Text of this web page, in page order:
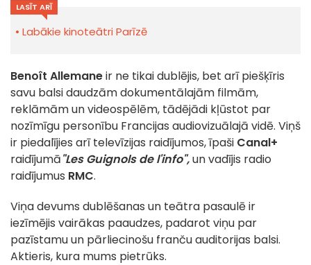
LASĪT ARĪ
Labākie kinoteātri Parīzē
Benoît Allemaneir ne tikai dublējis, bet arī piešķīris
savu balsi daudzām dokumentālajām filmām,
reklāmām un videospēlēm, tādējādi kļūstot par
nozīmīgu personību Francijas audiovizuālajā vidē. Viņš
ir piedalījies arī televīzijas raidījumos, īpaši Canal+
raidījumā"Les Guignols de l'info",un vadījis radio
raidījumus RMC.
Viņa devums dublēšanas un teātra pasaulē ir
iezīmējis vairākas paaudzes, padarot viņu par
pazīstamu un pārliecinošu franču auditorijas balsi.
Aktieris, kura mums pietrūks.